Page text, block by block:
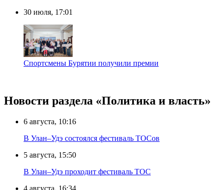
30 июля, 17:01
Спортсмены Бурятии получили премии
Новости раздела «Политика и власть»
6 августа, 10:16
В Улан–Удэ состоялся фестиваль ТОСов
5 августа, 15:50
В Улан–Удэ проходит фестиваль ТОС
4 августа, 16:34